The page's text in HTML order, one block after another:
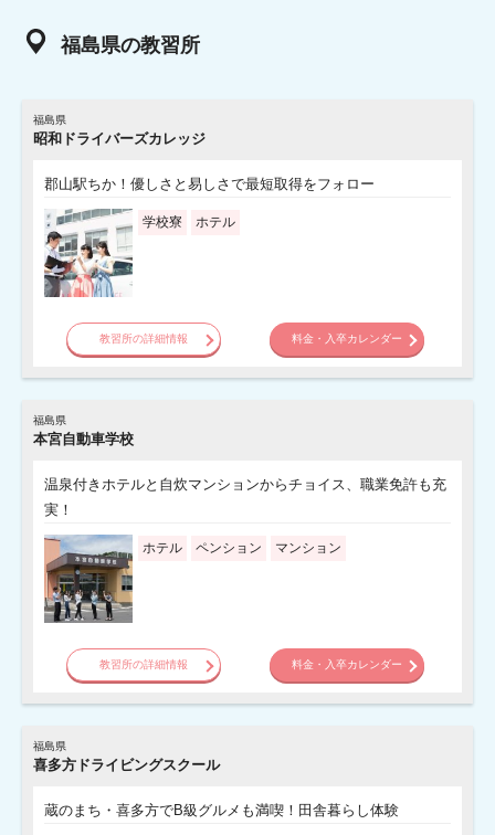
福島県の教習所
福島県
昭和ドライバーズカレッジ
郡山駅ちか！優しさと易しさで最短取得をフォロー
学校寮 ホテル
教習所の詳細情報 料金・入卒カレンダー
福島県
本宮自動車学校
温泉付きホテルと自炊マンションからチョイス、職業免許も充
実！
ホテル ペンション マンション
教習所の詳細情報 料金・入卒カレンダー
福島県
喜多方ドライビングスクール
蔵のまち・喜多方でB級グルメも満喫！田舎暮らし体験